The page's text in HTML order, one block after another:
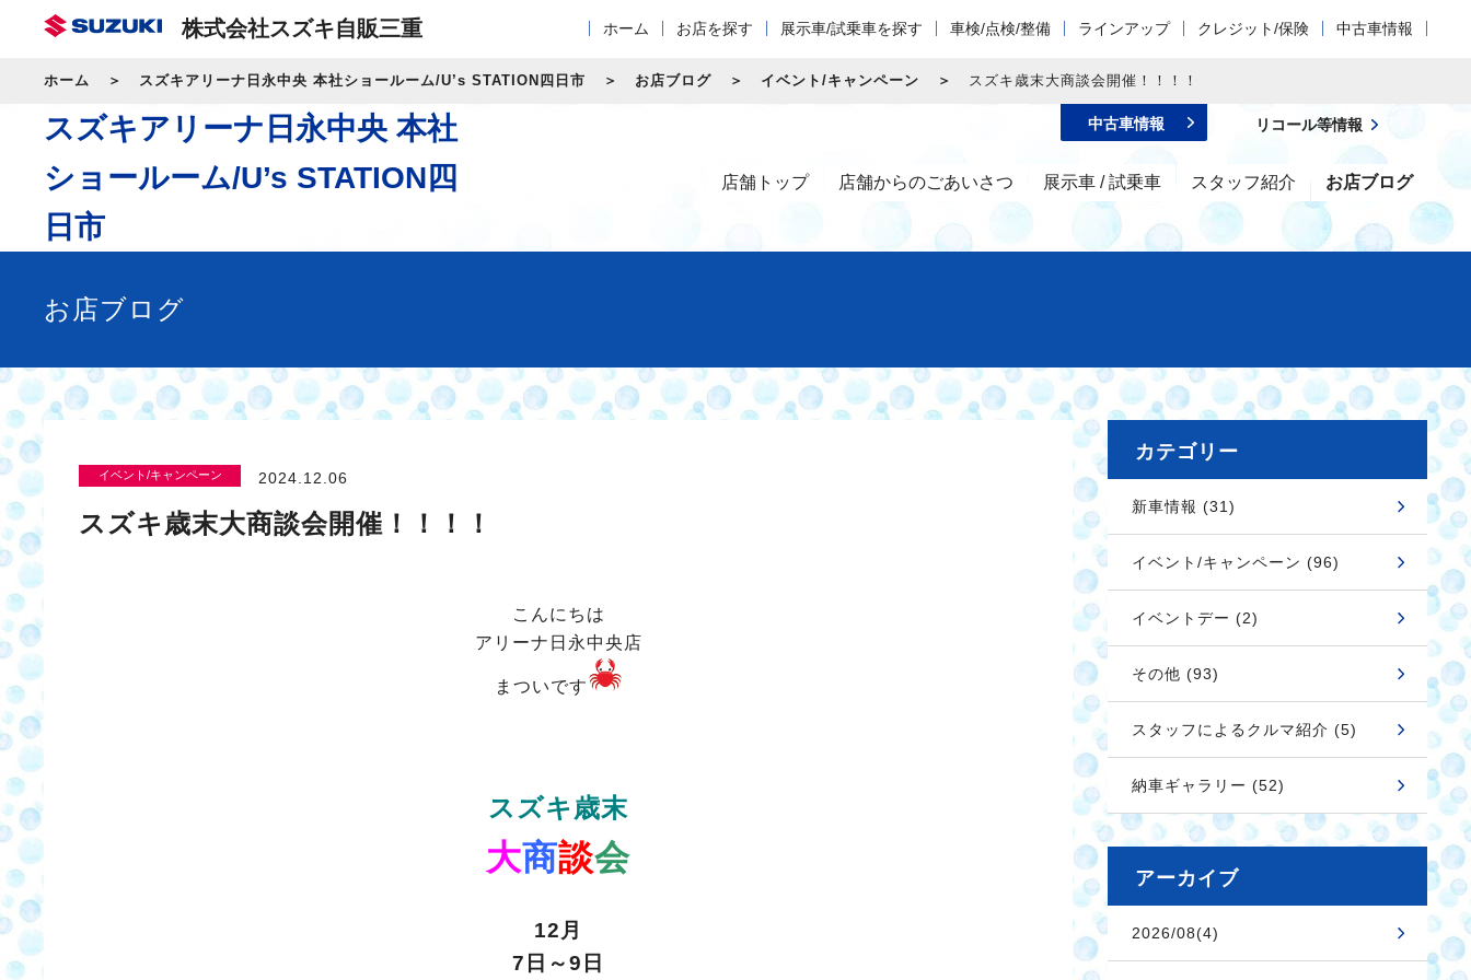
株式会社スズキ自販三重 ホーム お店を探す 展示車/試乗車を探す 車検/点検/整備 ラインアップ クレジット/保険 中古車情報
ホーム スズキアリーナ日永中央 本社ショールーム/U’s STATION四日市 お店ブログ イベント/キャンペーン スズキ歳末大商談会開催！！！！
スズキアリーナ日永中央 本社
ショールーム/U’s STATION四
日市
店舗トップ 店舗からのごあいさつ 展示車 / 試乗車 スタッフ紹介 お店ブログ
中古車情報 リコール等情報
お店ブログ
イベント/キャンペーン 2024.12.06
スズキ歳末大商談会開催！！！！
こんにちは
アリーナ日永中央店
まついです
スズキ歳末
大商談会
12月
7日～9日
カテゴリー
新車情報 (31)
イベント/キャンペーン (96)
イベントデー (2)
その他 (93)
スタッフによるクルマ紹介 (5)
納車ギャラリー (52)
アーカイブ
2026/08(4)